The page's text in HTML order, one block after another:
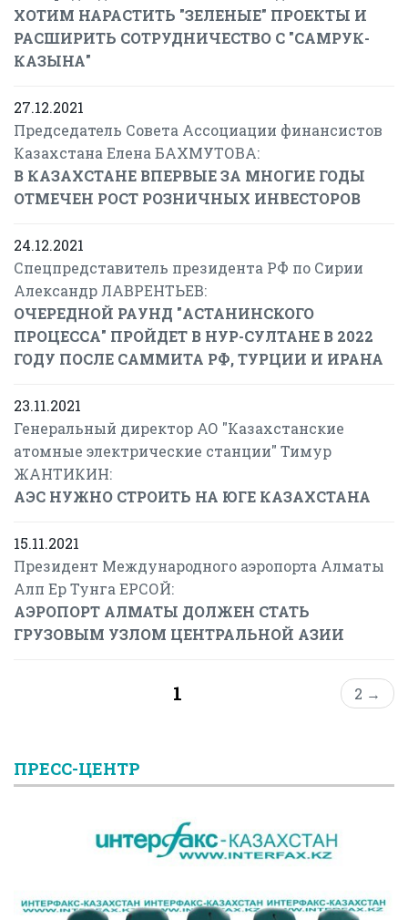
ХОТИМ НАРАСТИТЬ "ЗЕЛЕНЫЕ" ПРОЕКТЫ И
РАСШИРИТЬ СОТРУДНИЧЕСТВО С "САМРУК-
КАЗЫНА"
27.12.2021
Председатель Совета Ассоциации финансистов
Казахстана Елена БАХМУТОВА:
В КАЗАХСТАНЕ ВПЕРВЫЕ ЗА МНОГИЕ ГОДЫ
ОТМЕЧЕН РОСТ РОЗНИЧНЫХ ИНВЕСТОРОВ
24.12.2021
Спецпредставитель президента РФ по Сирии
Александр ЛАВРЕНТЬЕВ:
ОЧЕРЕДНОЙ РАУНД "АСТАНИНСКОГО
ПРОЦЕССА" ПРОЙДЕТ В НУР-СУЛТАНЕ В 2022
ГОДУ ПОСЛЕ САММИТА РФ, ТУРЦИИ И ИРАНА
23.11.2021
Генеральный директор АО "Казахстанские
атомные электрические станции" Тимур
ЖАНТИКИН:
АЭС НУЖНО СТРОИТЬ НА ЮГЕ КАЗАХСТАНА
15.11.2021
Президент Международного аэропорта Алматы
Алп Ер Тунга ЕРСОЙ:
АЭРОПОРТ АЛМАТЫ ДОЛЖЕН СТАТЬ
ГРУЗОВЫМ УЗЛОМ ЦЕНТРАЛЬНОЙ АЗИИ
1 2 →
ПРЕСС-ЦЕНТР